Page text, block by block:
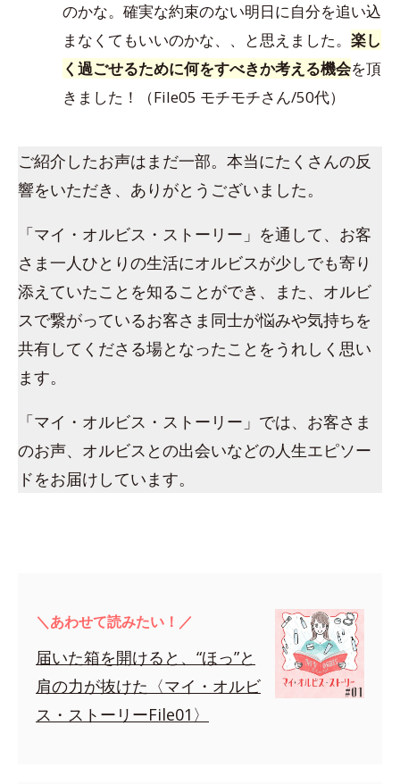
のかな。確実な約束のない明日に自分を追い込
まなくてもいいのかな、、と思えました。 楽し
く過ごせるために何をすべきか考える機会を頂
きました！（File05 モチモチさん/50代）
ご紹介したお声はまだ一部。本当にたくさんの反
響をいただき、ありがとうございました。
「マイ・オルビス・ストーリー」を通して、お客
さま一人ひとりの生活にオルビスが少しでも寄り
添えていたことを知ることができ、また、オルビ
スで繋がっているお客さま同士が悩みや気持ちを
共有してくださる場となったことをうれしく思い
ます。
「マイ・オルビス・ストーリー」では、お客さま
のお声、オルビスとの出会いなどの人生エピソー
ドをお届けしています。
＼あわせて読みたい！／
届いた箱を開けると、“ほっ”と
肩の力が抜けた〈マイ・オルビ
ス・ストーリーFile01〉